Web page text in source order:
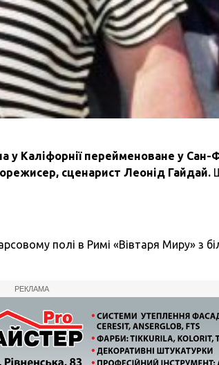
у Каліфорнії перейменоване у
сценарист Леонід Гайдай.
полі в Римі «Вівтаря Миру» з
РЕКЛАМА